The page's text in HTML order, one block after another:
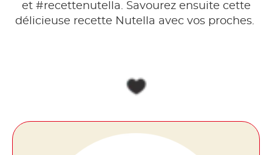
et #recettenutella. Savourez ensuite cette
délicieuse recette Nutella avec vos proches.